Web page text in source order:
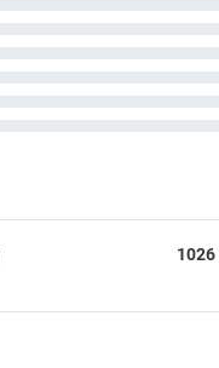
1026